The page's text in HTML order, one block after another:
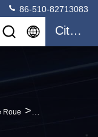
86-510-82713083
Citation
Roue >